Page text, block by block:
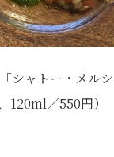
「シャトー・メル
／550円）